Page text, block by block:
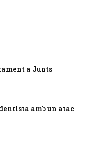
a Junts
amb un atac